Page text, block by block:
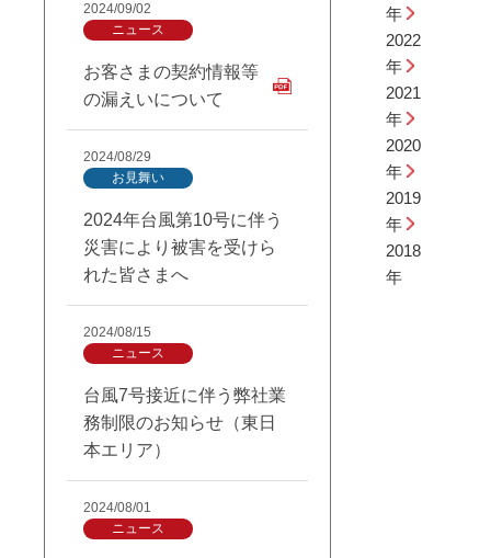
2024/09/02
ニュース
お客さまの契約情報等
の漏えいについて
2024/08/29
お見舞い
2024年台風第10号に伴う
災害により被害を受けら
れた皆さまへ
2024/08/15
ニュース
台風7号接近に伴う弊社業
務制限のお知らせ（東日
本エリア）
2024/08/01
ニュース
年
2022
年
2021
年
2020
年
2019
年
2018
年